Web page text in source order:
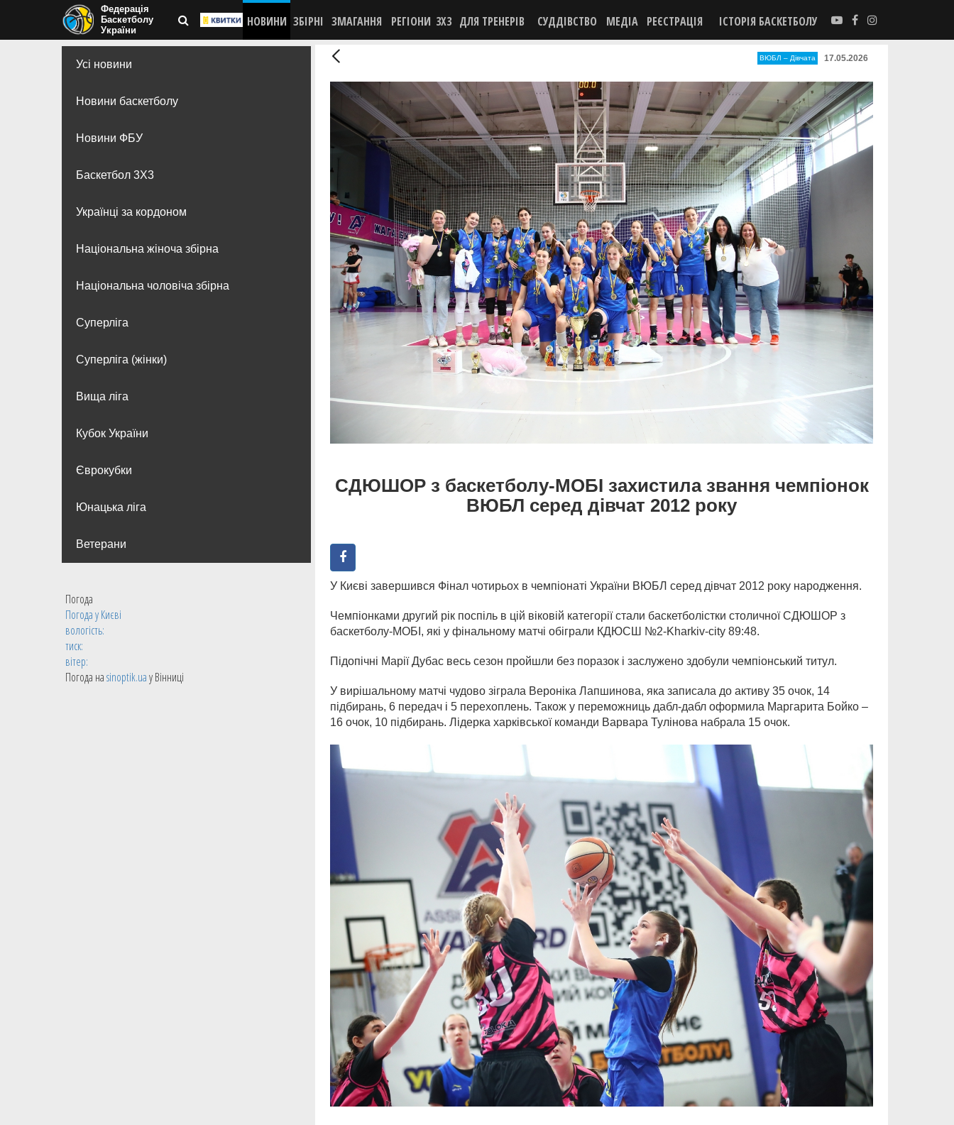
Федерація
Баскетболу
України
НОВИНИ ЗБІРНІ ЗМАГАННЯ РЕГІОНИ 3X3 ДЛЯ ТРЕНЕРІВ СУДДІВСТВО МЕДІА РЕЄСТРАЦІЯ ІСТОРІЯ БАСКЕТБОЛУ
Усі новини
Новини баскетболу
Новини ФБУ
Баскетбол 3Х3
Українці за кордоном
Національна жіноча збірна
Національна чоловіча збірна
Суперліга
Суперліга (жінки)
Вища лiга
Кубок України
Єврокубки
Юнацька ліга
Ветерани
Погода
Погода уКиєві
вологість:
тиск:
вітер:
Погода наsinoptik.uaу Вінниці
ВЮБЛ – Дiвчата 17.05.2026
СДЮШОР з баскетболу-МОБІ захистила звання чемпіонок
ВЮБЛ серед дівчат 2012 року
У Києві завершився Фінал чотирьох в чемпіонаті України ВЮБЛ серед дівчат 2012 року народження.
Чемпіонками другий рік поспіль в цій віковій категорії стали баскетболістки столичної СДЮШОР з
баскетболу-МОБІ, які у фінальному матчі обіграли КДЮСШ №2-Kharkiv-city 89:48.
Підопічні Марії Дубас весь сезон пройшли без поразок і заслужено здобули чемпіонський титул.
У вирішальному матчі чудово зіграла Вероніка Лапшинова, яка записала до активу 35 очок, 14
підбирань, 6 передач і 5 перехоплень. Також у переможниць дабл-дабл оформила Маргарита Бойко –
16 очок, 10 підбирань. Лідерка харківської команди Варвара Тулінова набрала 15 очок.